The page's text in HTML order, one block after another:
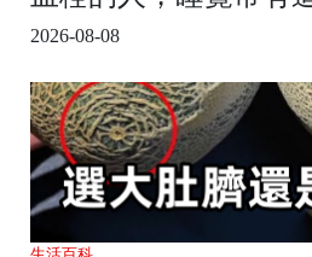
2026-08-08